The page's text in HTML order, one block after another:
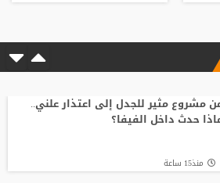
مشروع مثير للجدل إلى اعتذار علني..
حدث داخل الفيفا؟
منذ15 ساعة